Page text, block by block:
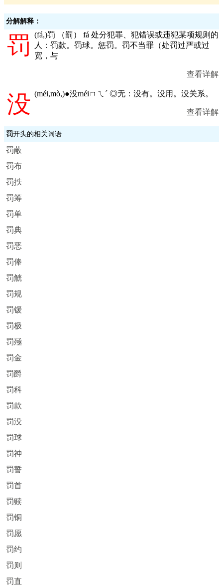
分解解释：
罚 (fá,)罚 （罰） fá 处分犯罪、犯错误或违犯某项规则的
人：罚款。罚球。惩罚。罚不当罪（处罚过严或过
宽，与
查看详解
没 (méi,mò,)●没méiㄇㄟˊ ◎无：没有。没用。没关系。
查看详解
罚开头的相关词语
罚蔽
罚布
罚抶
罚筹
罚单
罚典
罚恶
罚俸
罚觥
罚规
罚锾
罚极
罚殛
罚金
罚爵
罚科
罚款
罚没
罚球
罚神
罚誓
罚首
罚赎
罚铜
罚愿
罚约
罚则
罚直